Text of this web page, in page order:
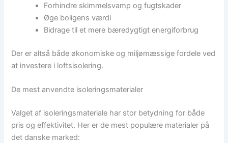
Forhindre skimmelsvamp og fugtskader
Øge boligens værdi
Bidrage til et mere bæredygtigt energiforbrug
Der er altså både økonomiske og miljømæssige fordele ved
at investere i loftsisolering.
De mest anvendte isoleringsmaterialer
Valget af isoleringsmateriale har stor betydning for både
pris og effektivitet. Her er de mest populære materialer på
det danske marked: